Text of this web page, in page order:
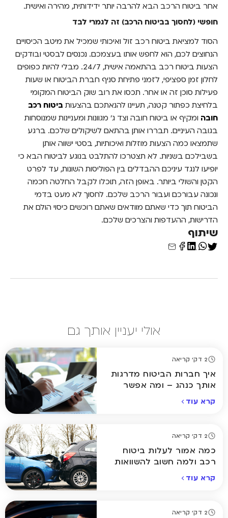
אחר ביטוח הרכב הבא להרבה יותר ידידותית, מהירה ואישית.
חופשי (לחסוך בביטוח הרכב) זה לגמרי לבד
הסוד למציאת ביטוח רכב זול ואיכותי שמכיל את מיטב הכיסויים
הנחוצים לכם, הוא לחפש אותו בעצמכם. נכנסים לבסטי ובודקים
הצעות ביטוח רכב בהתאמה אישית, 24/7. מבלי להיות כפופים
לחלון זמן ספציפי, לזמני פתיחת סניף חברת הביטוח או שעות
פעילות סוכן זה או אחר. תכסו את רוב שוק הביטוח המקומי
בלחיצת כפתור קטנה, תעיינו להנאתכם בהצעות ביטוח רכב
חובה ומקיף או ביטוח חובה וצד ג' מגוונות ומעניינות שמנוסחות
בגובה העיניים. תבררו אותן בהתאם לשיקולים שלכם. ברגע
שתמצאו כמה הצעות מוזלות ואיכותיות, בסטי ישווה אותן
בשבילכם בשניות. לא תצטרכו להתלבט בנוגע לביטוח הבא כי
יופיעו לנגד עיניכם ההבדלים בין הפוליסות השונות, עד לפרט
הקטן והשולי ביותר. באופן הזה, תוכלו לקבל החלטה חכמה
ונכונה עבורכם ועבור הרכב שלכם. לחסוך לא מעט בדמי
הביטוח תוך כדי שאתם מוודאים שאתם רוכשים כיסוי הולם את
הדרישות, ההעדפות והצרכים שלכם.
שיתוף
אולי יעניין אותך גם
2 דק' קריאה
איך חברות הביטוח מדרגות
אותך כנהג – ומה אפשר
קרא עוד
2 דק' קריאה
כמה אמור לעלות ביטוח
רכב ולמה חשוב להשוואות
קרא עוד
2 דק' קריאה